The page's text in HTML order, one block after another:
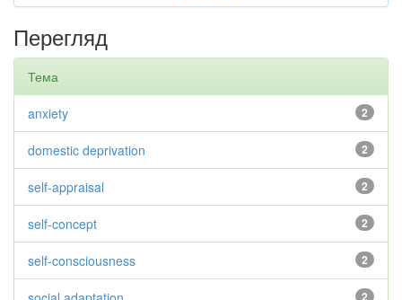
Перегляд
Тема
2
anxiety
2
domestic deprivation
2
self-appraisal
2
self-concept
2
self-consciousness
2